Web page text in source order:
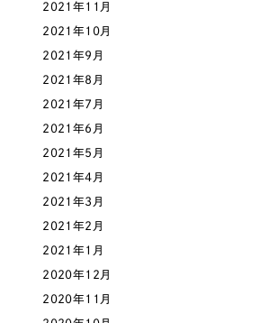
ピンク・桃色
カラフル・多色
その他
さらに条件を追加する
2021年11月
2021年10月
2021年9月
2021年8月
2021年7月
2021年6月
2021年5月
2021年4月
2021年3月
2021年2月
2021年1月
2020年12月
2020年11月